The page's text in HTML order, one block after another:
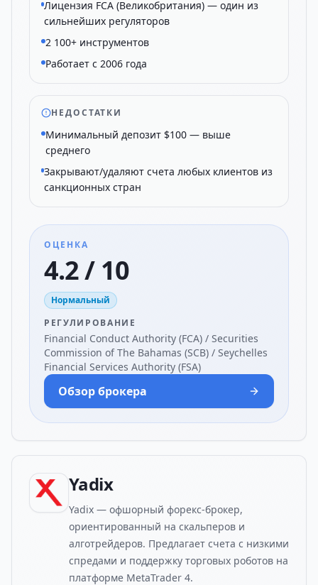
Лицензия FCA (Великобритания) — один из
сильнейших регуляторов
2 100+ инструментов
Работает с 2006 года
НЕДОСТАТКИ
Минимальный депозит $100 — выше
среднего
Закрывают/удаляют счета любых клиентов из
санкционных стран
ОЦЕНКА
4.2 / 10
Нормальный
РЕГУЛИРОВАНИЕ
Financial Conduct Authority (FCA) / Securities
Commission of The Bahamas (SCB) / Seychelles
Financial Services Authority (FSA)
Обзор брокера
Yadix
Yadix — офшорный форекс-брокер,
ориентированный на скальперов и
алготрейдеров. Предлагает счета с низкими
спредами и поддержку торговых роботов на
платформе MetaTrader 4.